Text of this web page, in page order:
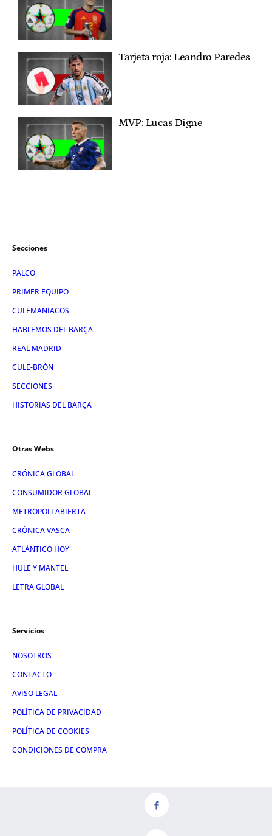
Tarjeta roja: Leandro Paredes
MVP: Lucas Digne
Secciones
PALCO
PRIMER EQUIPO
CULEMANIACOS
HABLEMOS DEL BARÇA
REAL MADRID
CULE-BRÓN
SECCIONES
HISTORIAS DEL BARÇA
Otras Webs
CRÓNICA GLOBAL
CONSUMIDOR GLOBAL
METROPOLI ABIERTA
CRÓNICA VASCA
ATLÁNTICO HOY
HULE Y MANTEL
LETRA GLOBAL
Servicios
NOSOTROS
CONTACTO
AVISO LEGAL
POLÍTICA DE PRIVACIDAD
POLÍTICA DE COOKIES
CONDICIONES DE COMPRA